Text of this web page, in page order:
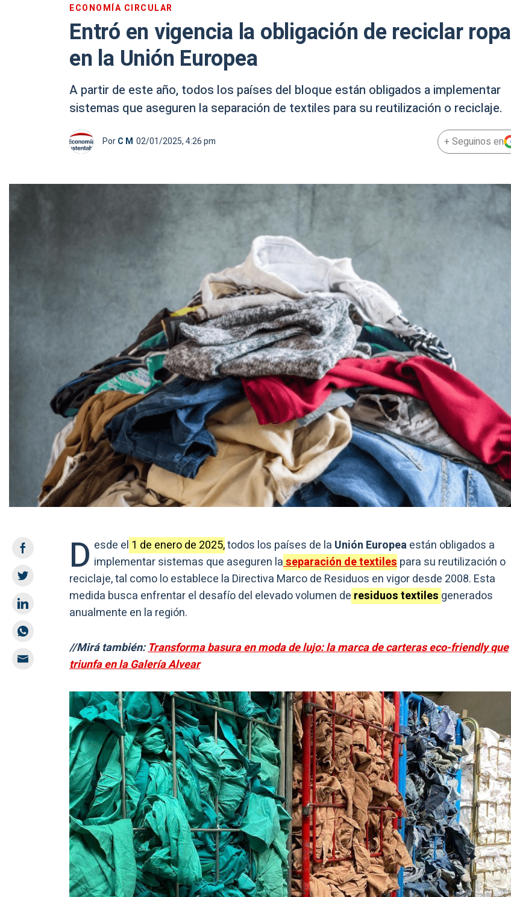
ECONOMÍA CIRCULAR
Entró en vigencia la obligación de reciclar ropa
en la Unión Europea
A partir de este año, todos los países del bloque están obligados a implementar
sistemas que aseguren la separación de textiles para su reutilización o reciclaje.
PorC M 02/01/2025, 4:26 pm + Seguinos en
D esde el 1 de enero de 2025,todos los países de la Unión Europeaestán obligados a
implementar sistemas que aseguren laseparación de textilespara su reutilización o
reciclaje, tal como lo establece la Directiva Marco de Residuos en vigor desde 2008. Esta
medida busca enfrentar el desafío del elevado volumen de residuos textiles generados
anualmente en la región.
//Mirá también:Transforma basura en moda de lujo: la marca de carteras eco-friendly que
triunfa en la Galería Alvear